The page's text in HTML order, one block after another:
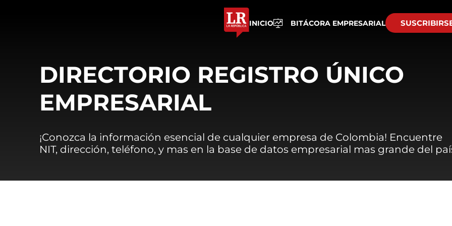
INICIO BITÁCORA EMPRESARIAL
DIRECTORIO REGISTRO ÚNICO
EMPRESARIAL
¡Conozca la información esencial de cualquier empresa de Colombia! Encuentre
NIT, dirección, teléfono, y mas en la base de datos empresarial mas grande del